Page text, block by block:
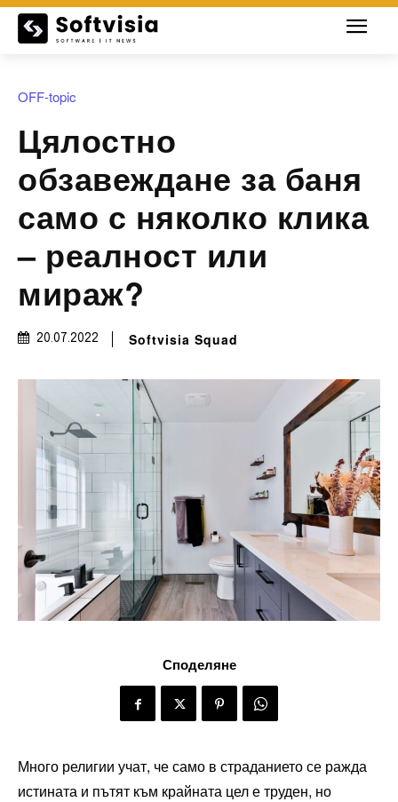
OFF-topic
Цялостно
обзавеждане за баня
само с няколко клика
– реалност или
мираж?
20.07.2022 Softvisia Squad
Споделяне
Много религии учат, че само в страданието се ражда
истината и пътят към крайната цел е труден, но